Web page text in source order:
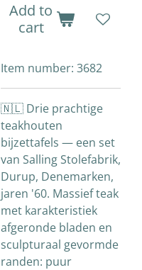
Add to
cart
Item number: 3682
🇳🇱 Drie prachtige
teakhouten
bijzettafels — een set
van Salling Stolefabrik,
Durup, Denemarken,
jaren '60. Massief teak
met karakteristiek
afgeronde bladen en
sculpturaal gevormde
randen: puur